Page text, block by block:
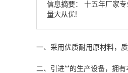
信息摘要： 十五年厂家
量大从优!
一、采用优质耐用原材料，质
二、引进**的生产设备，拥有